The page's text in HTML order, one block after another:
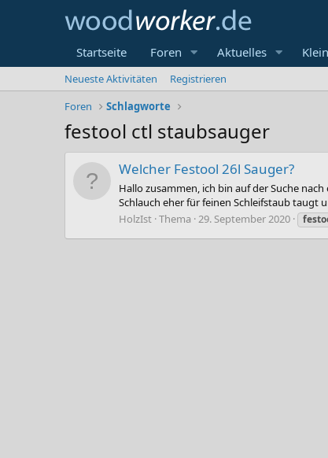
Startseite Foren Aktuelles
Neueste Aktivitäten
Registrieren
Foren
Schlagworte
festool ctl staubsauger
Welcher Festool 26l Sauger?
Hallo zusammen, ich bin auf der Suche
Schlauch eher für feinen Schleifstaub taugt
HolzIst Thema 29. September 2020